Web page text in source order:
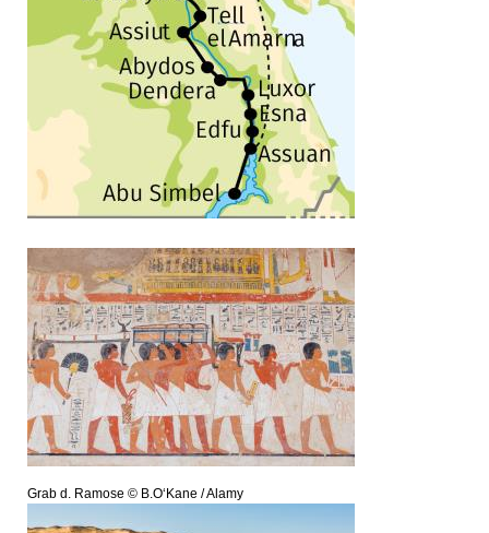
Grab d. Ramose © B.O‘Kane / Alamy